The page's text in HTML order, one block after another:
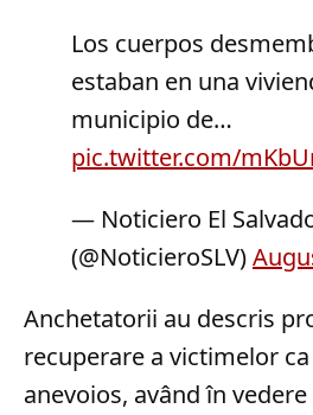
Los cuerpos
estaban en una
municipio de…
pic.twitter.com/
— Noticiero El
(@NoticieroSLV)
Anchetatorii au descris
recuperare a victimelor
anevoios, având în